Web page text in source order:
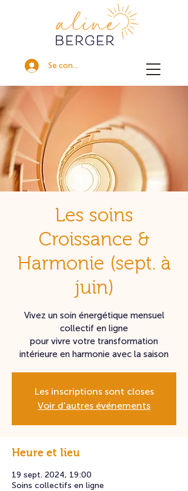
Se connecter
Les soins
Croissance &
Harmonie (sept. à
juin)
Vivez un soin énergétique mensuel
collectif en ligne
pour vivre votre transformation
intérieure en harmonie avec la saison
Les inscriptions sont closes
Voir d'autres événements
Heure et lieu
19 sept. 2024, 19:00
Soins collectifs en ligne